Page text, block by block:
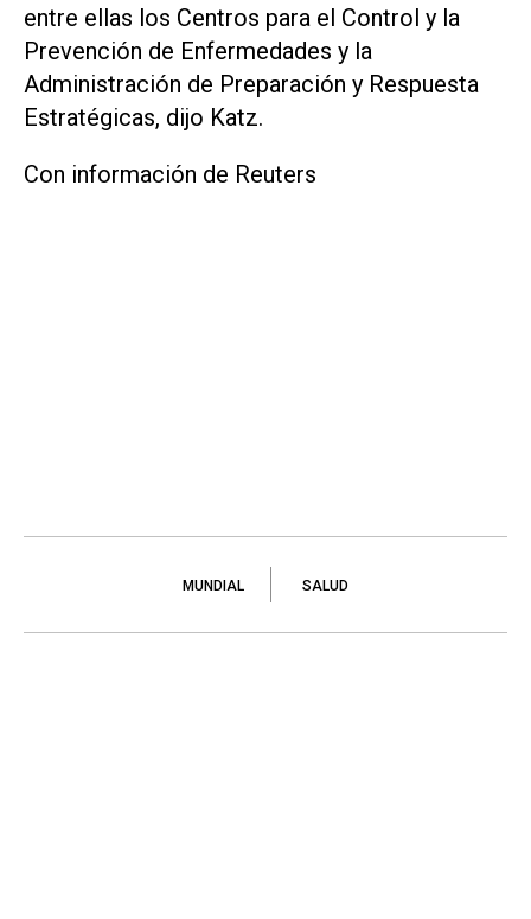
entre ellas los Centros para el Control y la
Prevención de Enfermedades y la
Administración de Preparación y Respuesta
Estratégicas, dijo Katz.
Con información de Reuters
MUNDIAL SALUD